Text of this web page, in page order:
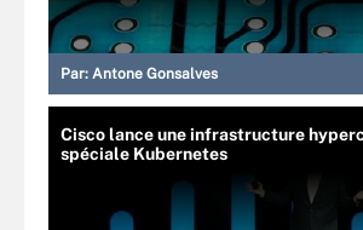
Par: Antone Gonsalves
Cisco lance une infrastructure
spéciale Kubernetes